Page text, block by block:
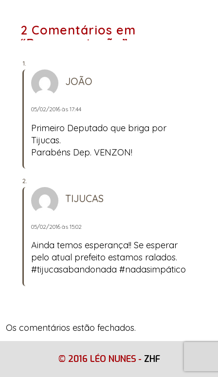
2 Comentários em
“Representação”
JOÃO
05/02/2016 às 17:44
Primeiro Deputado que briga por
Tijucas.
Parabéns Dep. VENZON!
TIJUCAS
05/02/2016 às 15:02
Ainda temos esperança!! Se esperar
pelo atual prefeito estamos ralados.
#tijucasabandonada #nadasimpático
Os comentários estão fechados.
© 2016 LÉO NUNES - ZHF